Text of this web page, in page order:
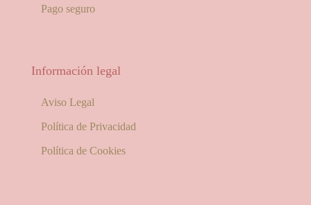
Pago seguro
Información legal
Aviso Legal
Política de Privacidad
Política de Cookies